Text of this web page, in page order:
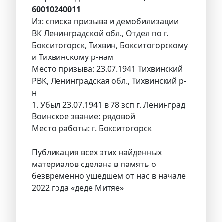
60010240011
Из: списка призыва и демобилизации
ВК Ленинградской обл., Отдел по г.
Бокситогорск, Тихвин, Бокситогорскому
и Тихвинскому р-нам
Место призыва: 23.07.1941 Тихвинский
РВК, Ленинградская обл., Тихвинский р-
н
1. Убыл 23.07.1941 в 78 зсп г. Ленинград
Воинское звание: рядовой
Место работы: г. Бокситогорск
Публикация всех этих найденных
материалов сделана в память о
безвременно ушедшем от нас в начале
2022 года «деде Митяе»